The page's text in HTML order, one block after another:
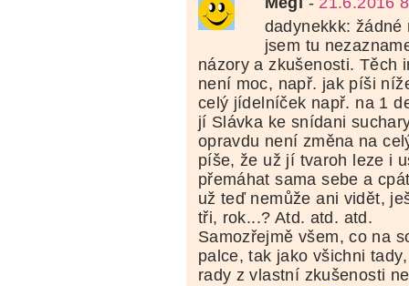
dadynekkk:
jsem tu
názory a zkušenosti. Těch
není moc, např. jak píši
celý jídelníček např. na 1
jí Slávka ke snídani
opravdu není změna na
píše, že už jí tvaroh leze i
přemáhat sama sebe a
už teď nemůže ani vidět,
tři, rok...? Atd. atd. atd.
Samozřejmě všem, co na
palce, tak jako všichni
rady z vlastní zkušenosti